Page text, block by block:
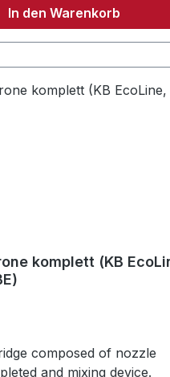
In den Warenkorb
komplett (KB
composed of nozzle
and mixing device.